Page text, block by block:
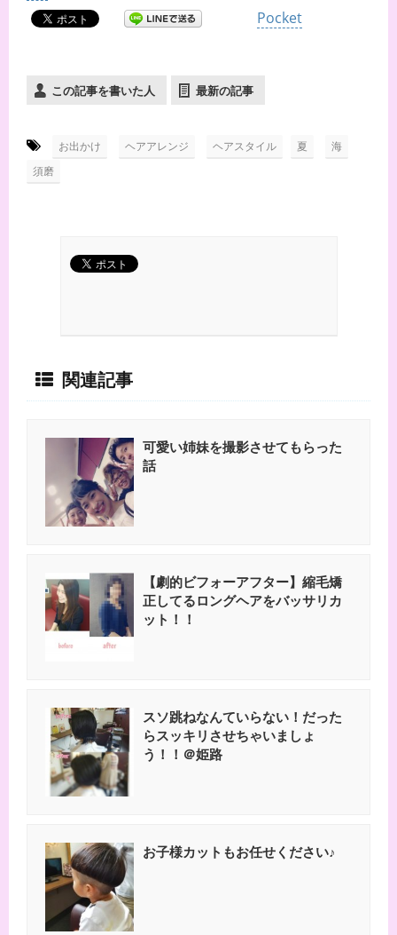
Pocket
この記事を書いた人 最新の記事
お出かけ ヘアアレンジ ヘアスタイル 夏 海
須磨
関連記事
可愛い姉妹を撮影させてもらった
話
【劇的ビフォーアフター】縮毛矯
正してるロングヘアをバッサリカ
ット！！
スソ跳ねなんていらない！だった
らスッキリさせちゃいましょ
う！！＠姫路
お子様カットもお任せください♪